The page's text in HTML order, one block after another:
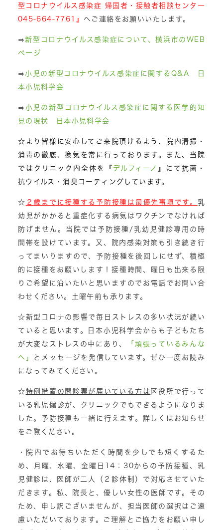
型コロナウイルス感染症 帰国者・接触者相談センター
045-664-7761』 へご連絡をお願いいたします。
⇒新型コロナウイルス感染症について、横浜市のWEB
ページ
⇒小児の新型コロナウイルス感染症に関するQ&A 日
本小児科学会
⇒ 小児の新型コロナウイルス感染症に関する医学的知
見の現状 日本小児科学会
☆より皆様に安心してご来院頂けるよう、院内清掃・
消毒の徹底、換気を常に行っております。また、 当院
ではクリニック内全体を『 デルフィーノ 』にて抗菌・
抗ウイルス・消臭コーティングしています。
☆ ２歳までに接種する予防接種は最優先事項です。 乳
幼児がかかると重症化する病気はワクチンでなければ
防げません。当院では予防接種/乳幼児健診専用の時
間帯を設けています。又、院内感染対策も引き続き行
ってまいりますので、 予防接種を後回しにせず、積極
的に接種をお願いします！接種時間、曜日も出来る限
りご希望に沿いたいと思いますのでお電話でお問い合
わせください。土曜午前も承ります。
☆新型コロナの影響で毎日ストレスの多い状況が続い
ていると思います。日本小児科学会からも子どもたち
が大変なストレスの中にあり、
「頑張っているみんな
へ」
とメッセージを発信しています。ぜひ一度お読み
になってみてください。
☆特例措置の問診票が届いている方は 区役所で行って
いる乳児健診が、クリニックでもできるようになりま
した。予防接種も一緒に行えます。 詳しくはお知らせ
をご覧ください。
・院内でお待ちいただく時間を少しでも短くするた
め、月曜、水曜、金曜日14：30からの予防接種、乳
児健診は、医師が二人（２診体制）で対応させていた
だきます。私、院長と、優しい女性の医師です。その
ため、申し訳ございませんが、担当医師の選択はご遠
慮いただいております。ご理解とご協力をお願い申し